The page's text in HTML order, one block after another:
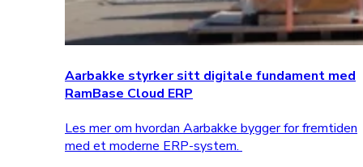
Aarbakke styrker sitt digitale fundament med
RamBase Cloud ERP
Les mer om hvordan Aarbakke bygger for fremtiden
med et moderne ERP-system.